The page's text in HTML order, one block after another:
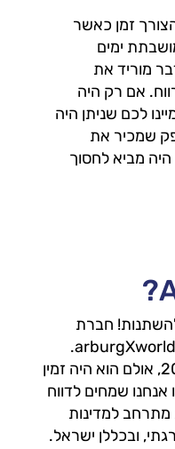
זמן כאשר
ימים
מוריד את
אם רק היה
לכם שניתן היה
שמכיר את
מביא לחסוך
חברת
ARBURG השיקה את שירות arburgXworld.
השירות התחיל עוד במרץ 2019, אולם הוא היה זמין
אנחנו שמחים לדווח
השירות מתרחב למדינות
ובכללן ישראל.